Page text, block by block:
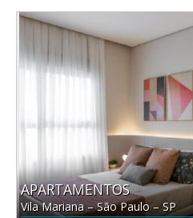
APARTAMENTOS
Vila Mariana –São Paulo –SP